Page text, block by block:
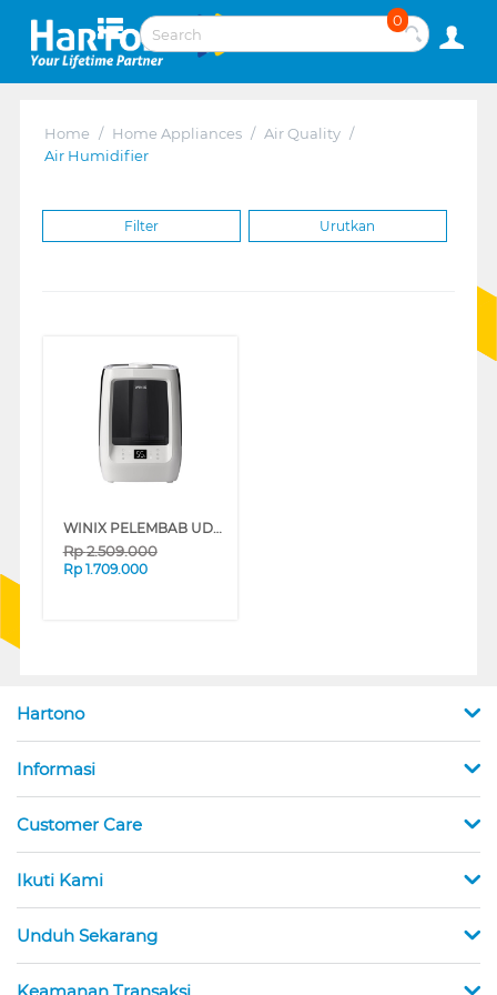
0
Home / Home Appliances / Air Quality /
Air Humidifier
Filter Urutkan
WINIX PELEMBAB UDARA AIR HUMIDIFIER HLUU750-JWE
Rp2.509.000
Rp 1.709.000
Hartono
Informasi
Customer Care
Ikuti Kami
Unduh Sekarang